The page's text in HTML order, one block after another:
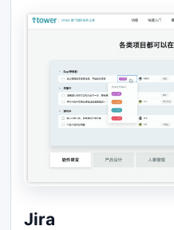
Jira